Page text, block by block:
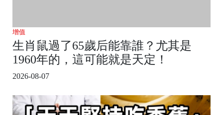
增值
生肖鼠過了65歲后能靠誰？尤其是
1960年的，這可能就是天定！
2026-08-07